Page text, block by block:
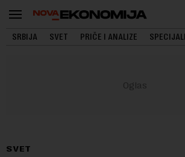
SRBIJA SVET PRIČE I ANALIZE SPECIJALI
SVET